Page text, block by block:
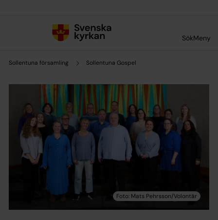
SökMeny
Sollentuna församling Sollentuna Gospel